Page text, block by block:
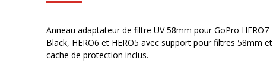
Anneau adaptateur de filtre UV 58mm pour GoPro HERO7
Black, HERO6 et HERO5 avec support pour filtres 58mm et
cache de protection inclus.